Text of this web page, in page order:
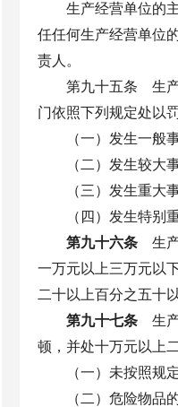
生产经营单位的
任任何生产经营单位
责人。
第九十五条 生产
门依照下列规定处以
（一）发生一般
（二）发生较大
（三）发生重大
（四）发生特别
第九十六条 生产
一万元以上三万元以
二十以上百分之五十
第九十七条 生产
顿，并处十万元以上
（一）未按照规
（二）危险物品